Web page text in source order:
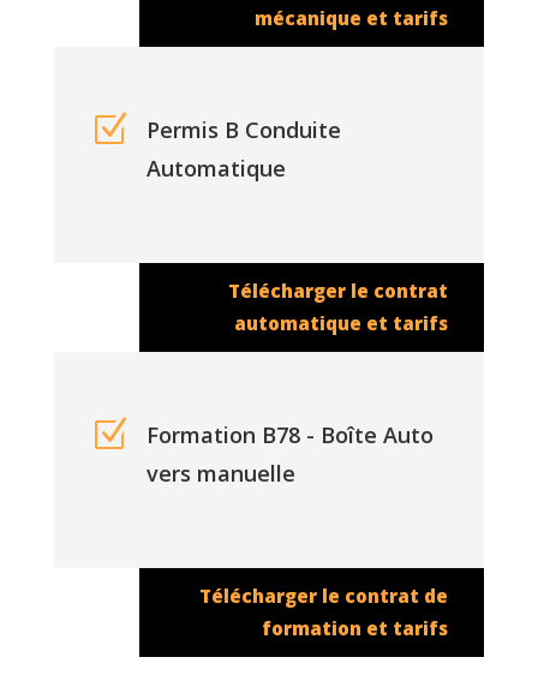
mécanique et tarifs
Z
Permis B Conduite
Automatique
Télécharger le contrat
automatique et tarifs
Z
Formation B78 - Boîte Auto
vers manuelle
Télécharger le contrat de
formation et tarifs